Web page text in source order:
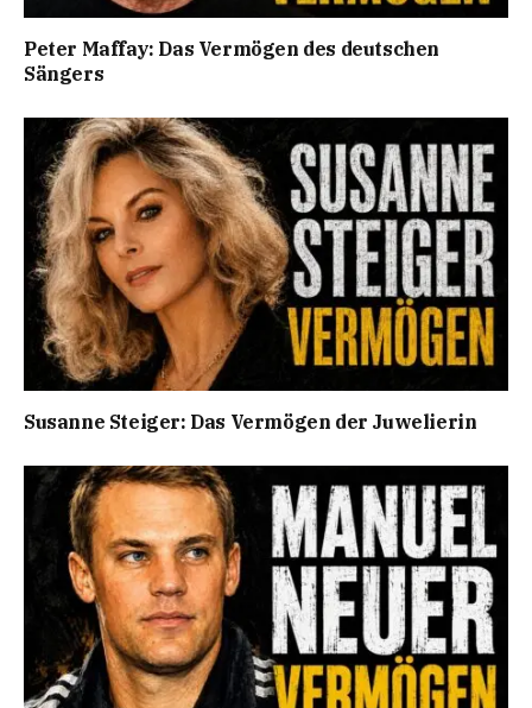
Peter Maffay: Das Vermögen des deutschen
Sängers
Susanne Steiger: Das Vermögen der Juwelierin